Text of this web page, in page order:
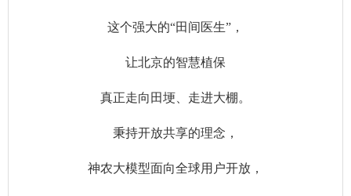
这个强大的“田间医生”，
让北京的智慧植保
真正走向田埂、走进大棚。
秉持开放共享的理念，
神农大模型面向全球用户开放，